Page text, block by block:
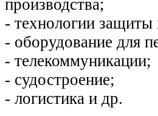
производства;
- технологии защиты
- оборудование для
- телекоммуникации;
- судостроение;
- логистика и др.